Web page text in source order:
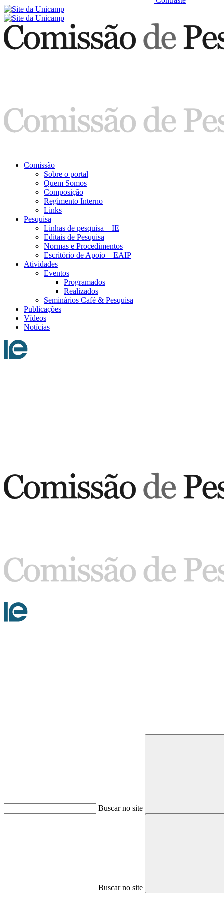
Comissão
Sobre o portal
Quem Somos
Composição
Regimento Interno
Links
Pesquisa
Linhas de pesquisa – IE
Editais de Pesquisa
Normas e Procedimentos
Escritório de Apoio – EAIP
Atividades
Eventos
Programados
Realizados
Seminários Café & Pesquisa
Publicações
Vídeos
Notícias
Buscar no site
Buscar no site